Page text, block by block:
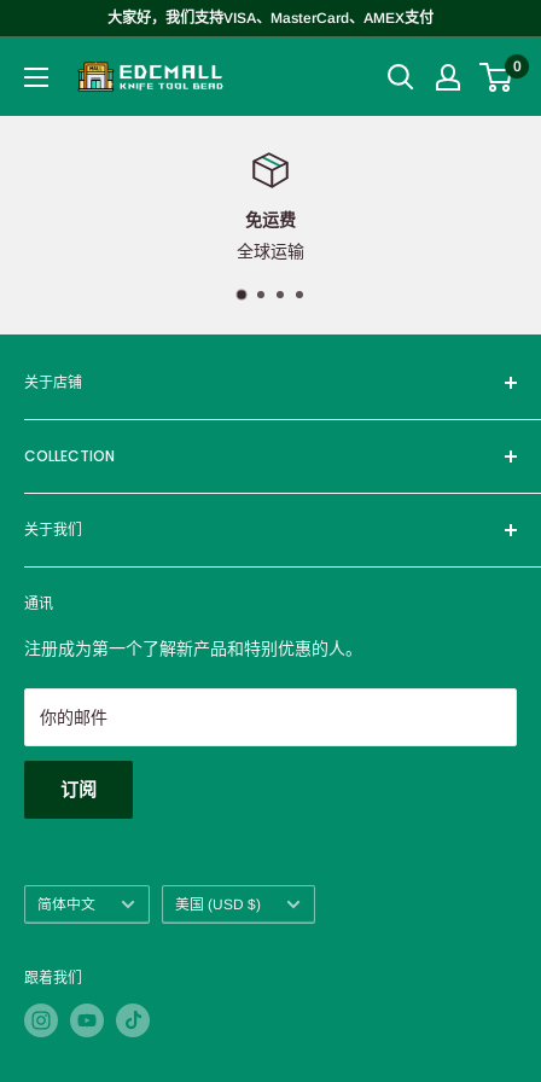
大家好，我们支持VISA、MasterCard、AMEX支付
EDCMALL 0
免运费
全球运输
关于店铺
超过30000名用户。坚持以优质的品牌和优良的产品为客户提
供最值得信赖的服务。
COLLECTION
Brand
关于我们
物流政策
隐私政策
退款政策
联系我们
关于我们
常问问题
博客
通讯
注册成为第一个了解新产品和特别优惠的人。
你的邮件
订阅
言
简体中文
家/
美国 (USD $)
跟着我们